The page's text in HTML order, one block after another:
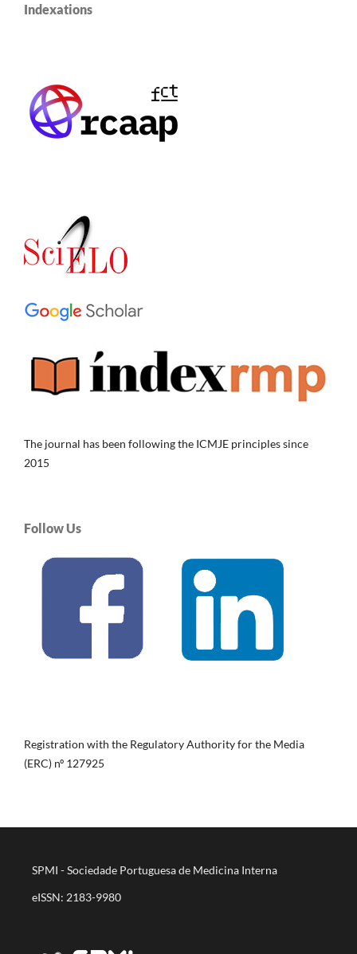
Indexations
The journal has been following the ICMJE principles since
2015
Follow Us
Registration with the Regulatory Authority for the Media
(ERC) nº 127925
SPMI - Sociedade Portuguesa de Medicina Interna
eISSN: 2183-9980